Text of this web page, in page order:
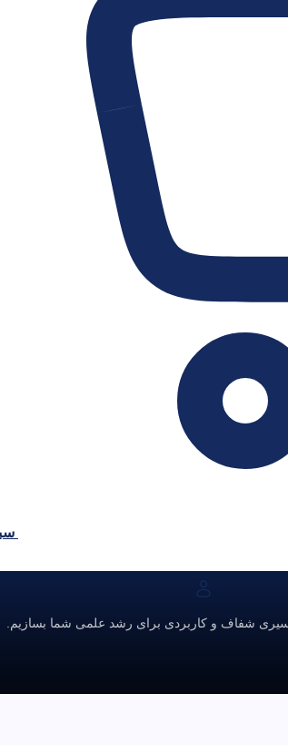
شفاف و کاربردی برای رشد علمی شما بسازیم.